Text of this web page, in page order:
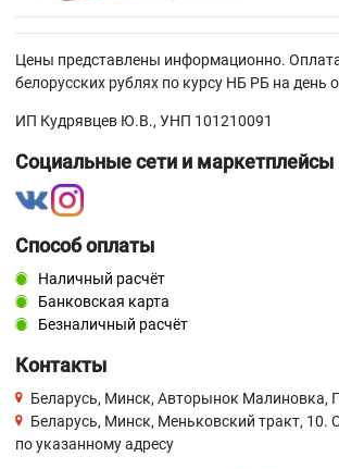
Цены представлены информационно.
белорусских рублях по курсу НБ РБ на день
ИП Кудрявцев Ю.В., УНП 101210091
Социальные сети и маркетплейсы
Способ оплаты
Наличный расчёт
Банковская карта
Безналичный расчёт
Контакты
Беларусь, Минск, Авторынок Малиновка,
Беларусь, Минск, Меньковский тракт, 10.
по указанному адресу